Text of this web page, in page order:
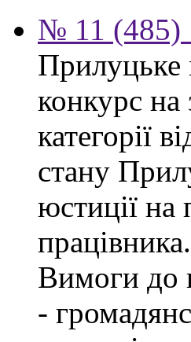
№ 11 (485)
Прилуцьке
конкурс на
категорії
стану
юстиції на
працівника.
Вимоги до
-